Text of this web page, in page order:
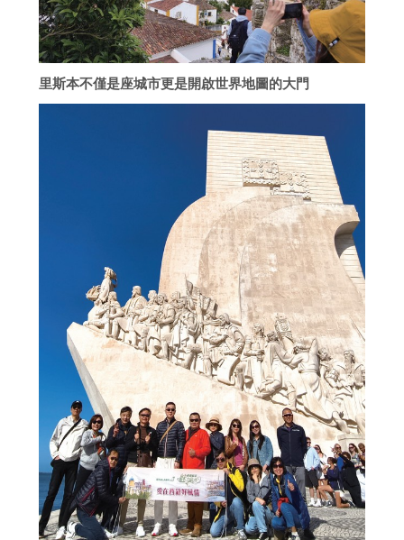
里斯本不僅是座城市更是開啟世界地圖的大門